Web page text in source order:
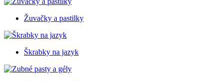
Žuvačky a pastilky
Škrabky na jazyk